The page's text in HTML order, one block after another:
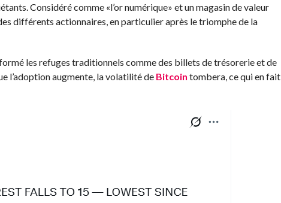
Considéré comme «l’or numérique» et un magasin de valeur
différents actionnaires, en particulier après le triomphe de la
les refuges traditionnels comme des billets de trésorerie et de
l’adoption augmente, la volatilité de Bitcoin tombera, ce qui en fait